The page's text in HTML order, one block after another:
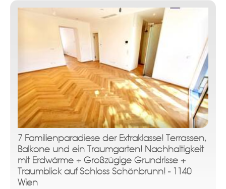
7 Familienparadiese der Extraklasse! Terrassen,
Balkone und ein Traumgarten! Nachhaltigkeit
mit Erdwärme + Großzügige Grundrisse +
Traumblick auf Schloss Schönbrunn! - 1140
Wien